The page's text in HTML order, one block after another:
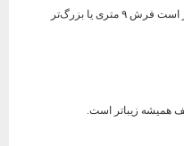
استفاده می‌کنید، بهتر است فرش ۹ متری یا بزرگ‌تر
همیشه زیباتر است.